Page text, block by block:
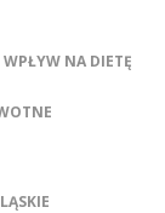
NA DIETĘ